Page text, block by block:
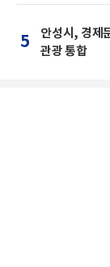
5
안성시, 경제
관광 통합